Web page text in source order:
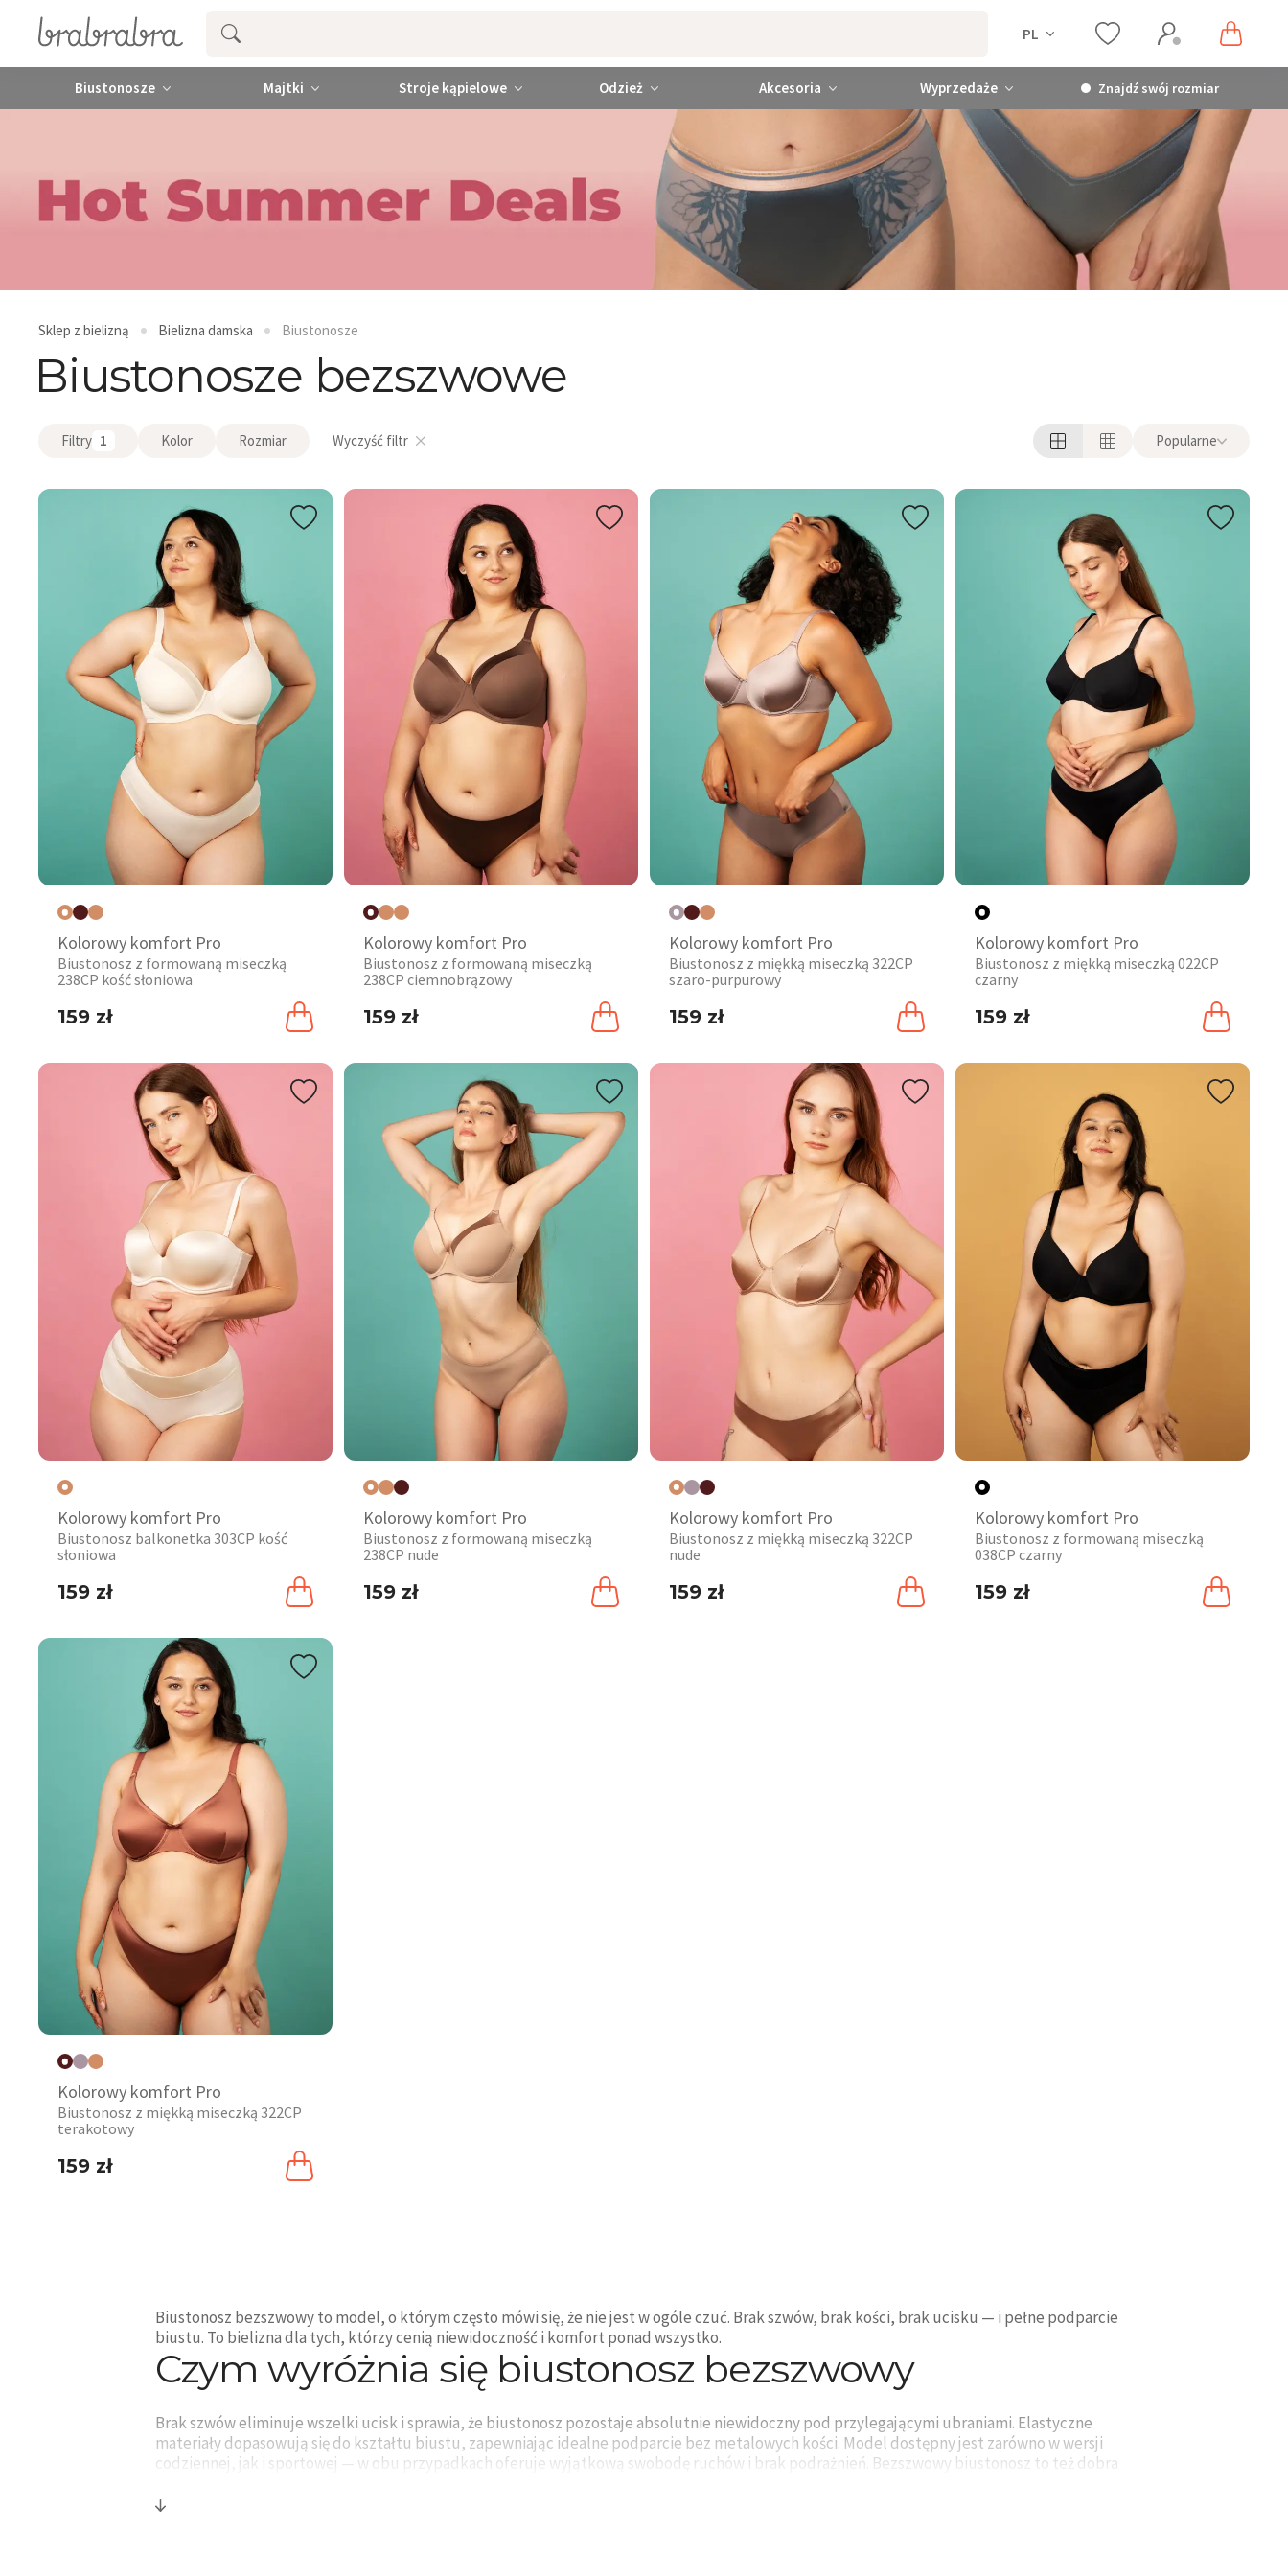
PL
Biustonosze Majtki Stroje kąpielowe Odzież Akcesoria Wyprzedaże Znajdź swój rozmiar
Sklep z bielizną Bielizna damska Biustonosze
Biustonosze bezszwowe
Filtry 1 Kolor Rozmiar Wyczyść filtr Popularne
Kolorowy komfort Pro
Biustonosz z formowaną miseczką
238CP kość słoniowa
159 zł
Kolorowy komfort Pro
Biustonosz z formowaną miseczką
238CP ciemnobrązowy
159 zł
Kolorowy komfort Pro
Biustonosz z miękką miseczką 322CP
szaro-purpurowy
159 zł
Kolorowy komfort Pro
Biustonosz z miękką miseczką 022CP
czarny
159 zł
Kolorowy komfort Pro
Biustonosz balkonetka 303CP kość
słoniowa
159 zł
Kolorowy komfort Pro
Biustonosz z formowaną miseczką
238CP nude
159 zł
Kolorowy komfort Pro
Biustonosz z miękką miseczką 322CP
nude
159 zł
Kolorowy komfort Pro
Biustonosz z formowaną miseczką
038CP czarny
159 zł
Kolorowy komfort Pro
Biustonosz z miękką miseczką 322CP
terakotowy
159 zł
Biustonosz bezszwowy to model, o którym często mówi się, że nie jest w ogóle czuć. Brak szwów, brak kości, brak ucisku — i pełne podparcie
biustu. To bielizna dla tych, którzy cenią niewidoczność i komfort ponad wszystko.
Czym wyróżnia się biustonosz bezszwowy
Brak szwów eliminuje wszelki ucisk i sprawia, że biustonosz pozostaje absolutnie niewidoczny pod przylegającymi ubraniami. Elastyczne
materiały dopasowują się do kształtu biustu, zapewniając idealne podparcie bez metalowych kości. Model dostępny jest zarówno w wersji
codziennej, jak i sportowej — w obu przypadkach oferuje wyjątkową swobodę ruchów i brak podrażnień. Bezszwowy biustonosz to też dobra
Różnorodność modeli bezszwowych biustonoszy